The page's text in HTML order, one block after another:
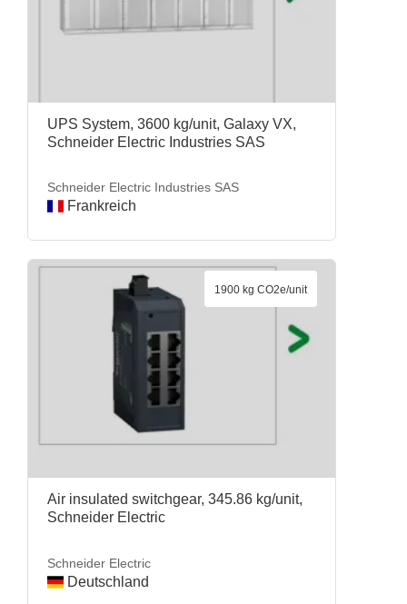
UPS System, 3600 kg/unit, Galaxy VX,
Schneider Electric Industries SAS
Schneider Electric Industries SAS
Frankreich
Air insulated switchgear, 345.86 kg/unit,
Schneider Electric
Schneider Electric
Deutschland
1900 kg CO2e/unit